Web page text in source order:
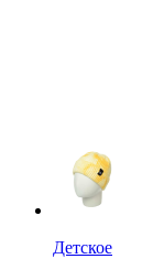
Детское